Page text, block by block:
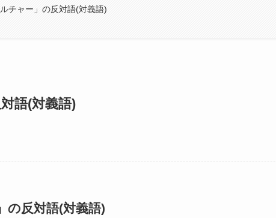
ルチャー」の反対語(対義語)
語(対義語)
の反対語(対義語)